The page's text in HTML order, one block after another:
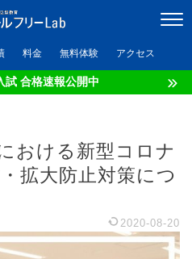
料金 無料体験 アクセス
試 合格速報公開中
おける新型コロナ
拡大防止対策につ
2020-08-20